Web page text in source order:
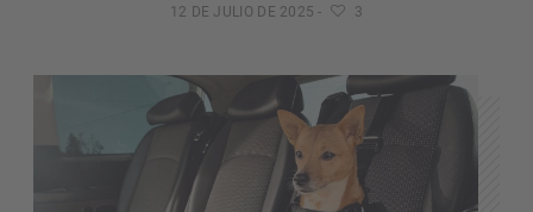
12 DE JULIO DE 2025 - 3